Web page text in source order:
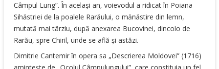
Câmpul Lung”. În acelaşi an, voievodul a ridicat în Poiana
Sihăstriei de la poalele Rarăului, o mănăstire din lemn,
mutată mai târziu, după anexarea Bucovinei, dincolo de
Rarău, spre Chiril, unde se află şi astăzi.
Dimitrie Cantemir în opera sa „Descrierea Moldovei” (1716)